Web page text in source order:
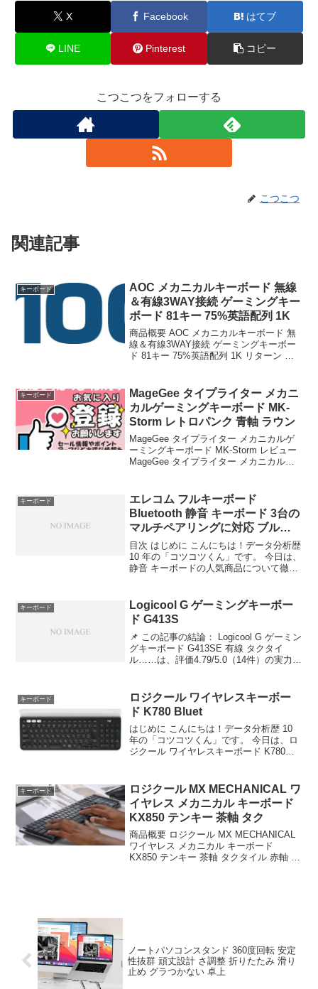
X Facebook はてブ
LINE Pinterest コピー
こつこつをフォローする
こつこつ
関連記事
キーボード
AOC メカニカルキーボード 無線
＆有線3WAY接続 ゲーミングキー
ボード 81キー 75%英語配列 1K
商品概要 AOC メカニカルキーボード 無
線＆有線3WAY接続 ゲーミングキーボー
ド 81キー 75%英語配列 1K リターン ボ
4000mAhバッテリー ...
キーボード
MageGee タイプライター メカニ
カルゲーミングキーボード MK-
Storm レトロパンク 青軸 ラウン
MageGee タイプライター メカニカルゲ
ーミングキーボード MK-Storm レビュー
MageGee タイプライター メカニカルゲ
インボーバックラ...
キーボード
エレコム フルキーボード
Bluetooth 静音 キーボード 3台の
マルチペアリングに対応 ブルー
トゥー
目次 はじめに こんにちは！データ分析歴
10 年の「コツコツくん」です。 今日は、
静音 キーボードの人気商品について徹底
ない」という方、必見です！ この記事で
は、...
キーボード
Logicool G ゲーミングキーボー
ド G413S
📌 この記事の結論： Logicool G ゲーミン
グキーボード G413SE 有線 タクタイ
ル……は、評価4.79/5.0（14件）の実力
キーボード...
キーボード
ロジクール ワイヤレスキーボー
ド K780 Bluet
はじめに こんにちは！データ分析歴 10
年の「コツコツくん」です。 今日は、ロ
ジクール ワイヤレスキーボード K780
ド K780 Blueto...
キーボード
ロジクール MX MECHANICAL ワ
イヤレス メカニカル キーボード
KX850 テンキー 茶軸 タク
商品概要 ロジクール MX MECHANICAL
ワイヤレス メカニカル キーボード
KX850 テンキー 茶軸 タクタイル 赤軸 リ
ノートパソコンスタンド 360度回転 安定
性抜群 頑丈設計 さ調整 折りたたみ 滑り
止め グラつかない 卓上